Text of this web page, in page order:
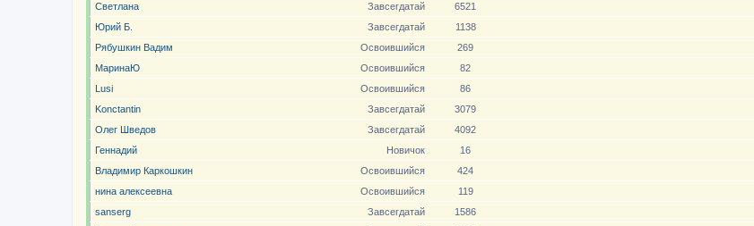
Завсегдатай
Светлана 6521
Завсегдатай
Юрий Б. 1138
Освоившийся
Рябушкин Вадим 269
Освоившийся
МаринаЮ 82
Освоившийся
Lusi 86
Завсегдатай
Konctantin 3079
Завсегдатай
Олег Шведов 4092
Новичoк
Геннадий 16
Освоившийся
Владимир Каркошкин 424
Освоившийся
нина алексеевна 119
Завсегдатай
sanserg 1586